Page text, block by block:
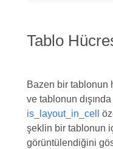
Tablo
Bazen bir tablonun
ve tablonun
is_layout_in_cell
şeklin bir tablonun
görüntülendiğini